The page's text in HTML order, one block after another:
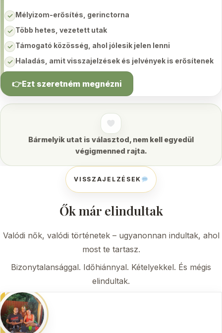
✓ Mélyizom-erősítés, gerinctorna
✓ Több hetes, vezetett utak
✓ Támogató közösség, ahol jólesik jelen lenni
✓ Haladás, amit visszajelzések és jelvények is erősítenek
👉Ezt szeretném megnézni
Bármelyik utat is választod, nem kell egyedül
végigmenned rajta.
VISSZAJELZÉSEK
Ők már elindultak
Valódi nők, valódi történetek – ugyanonnan indultak, ahol
most te tartasz.
Bizonytalansággal. Időhiánnyal. Kételyekkel. És mégis
elindultak.